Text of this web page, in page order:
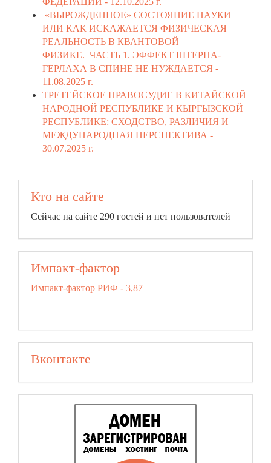
«ВЫРОЖДЕННОЕ» СОСТОЯНИЕ НАУКИ
ИЛИ КАК ИСКАЖАЕТСЯ ФИЗИЧЕСКАЯ
РЕАЛЬНОСТЬ В КВАНТОВОЙ
ФИЗИКЕ. ЧАСТЬ 1. ЭФФЕКТ ШТЕРНА-
ГЕРЛАХА В СПИНЕ НЕ НУЖДАЕТСЯ -
11.08.2025 г.
ТРЕТЕЙСКОЕ ПРАВОСУДИЕ В КИТАЙСКОЙ
НАРОДНОЙ РЕСПУБЛИКЕ И КЫРГЫЗСКОЙ
РЕСПУБЛИКЕ: СХОДСТВО, РАЗЛИЧИЯ И
МЕЖДУНАРОДНАЯ ПЕРСПЕКТИВА -
30.07.2025 г.
Кто на сайте
Сейчас на сайте 290 гостей и нет пользователей
Импакт-фактор
Импакт-фактор РИФ - 3,87
Вконтакте